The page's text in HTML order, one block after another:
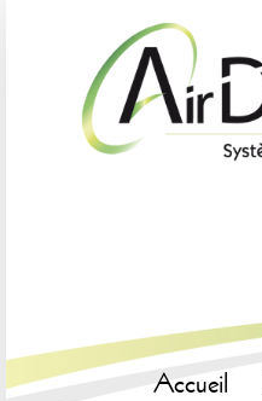
Accueil